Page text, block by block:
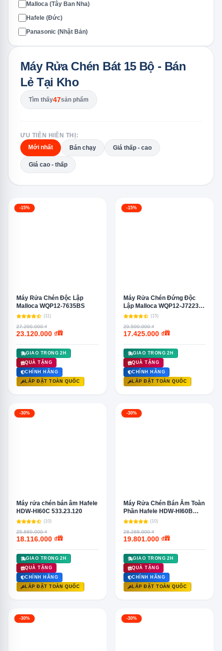
Malloca (Tây Ban Nha)
Hafele (Đức)
Panasonic (Nhật Bản)
Máy Rửa Chén Bát 15 Bộ - Bán
Lẻ Tại Kho
Tìm thấy47sản phẩm
ƯU TIÊN HIỂN THỊ:
Mới nhất
Bán chạy Giá thấp - cao
Giá cao - thấp
-15%
Máy Rửa Chén Độc Lập
Malloca WQP12-7635BS
(11)
27.200.000 ₫
23.120.000 ₫
GIAO TRONG 2H
QUÀ TẶNG
CHÍNH HÃNG
LẮP ĐẶT TOÀN QUỐC
-15%
Máy Rửa Chén Đứng Độc
Lập Malloca WQP12-J7223A
E5
(15)
20.500.000 ₫
17.425.000 ₫
GIAO TRONG 2H
QUÀ TẶNG
CHÍNH HÃNG
LẮP ĐẶT TOÀN QUỐC
-30%
Máy rửa chén bán âm Hafele
HDW-HI60C 533.23.120
(10)
25.880.000 ₫
18.116.000 ₫
GIAO TRONG 2H
QUÀ TẶNG
CHÍNH HÃNG
LẮP ĐẶT TOÀN QUỐC
-30%
Máy Rửa Chén Bán Âm Toàn
Phần Hafele HDW-HI60B
533.23.210(10)
28.288.000 ₫
19.801.000 ₫
GIAO TRONG 2H
QUÀ TẶNG
CHÍNH HÃNG
LẮP ĐẶT TOÀN QUỐC
-30% -30%